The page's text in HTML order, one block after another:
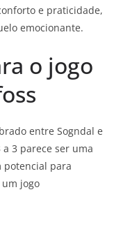
e praticidade,
emocionante.
o jogo
entre Sogndal e
3 parece ser uma
potencial para
jogo